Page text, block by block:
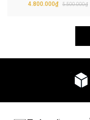
4.800.000₫ 5.500.000₫